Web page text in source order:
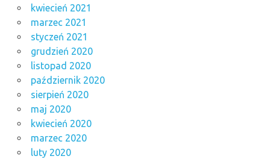
kwiecień 2021
marzec 2021
styczeń 2021
grudzień 2020
listopad 2020
październik 2020
sierpień 2020
maj 2020
kwiecień 2020
marzec 2020
luty 2020